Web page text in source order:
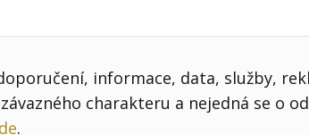
informace, data, služby,
charakteru a nejedná se o
.